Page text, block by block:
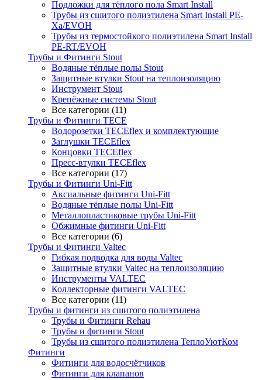
Подложки для тёплого пола Smart Install
Трубы из сшитого полиэтилена Smart Install PE-
Xa/EVOH
Трубы из термостойкого полиэтилена Smart Install
PE-RT/EVOH
Трубы и Фитинги Stout
Водяные тёплые полы Stout
Защитные втулки Stout на теплоизоляцию
Инструмент Stout
Крепёжные системы Stout
Все категории (11)
Трубы и Фитинги TECE
Водорозетки TECEflex и комплектующие
Заглушки TECEflex
Концовки TECEflex
Пресс-втулки TECEflex
Все категории (17)
Трубы и Фитинги Uni-Fitt
Аксиальные фитинги Uni-Fitt
Водяные тёплые полы Uni-Fitt
Металлопластиковые трубы Uni-Fitt
Обжимные фитинги Uni-Fitt
Все категории (6)
Трубы и Фитинги Valtec
Гибкая подводка для воды Valtec
Защитные втулки Valtec на теплоизоляцию
Инструменты VALTEC
Коллекторные фитинги VALTEC
Все категории (11)
Трубы и фитинги из сшитого полиэтилена
Трубы и Фитинги Rehau
Трубы и фитинги Stout
Трубы из сшитого полиэтилена ТеплоУютКом
Фитинги
Фитинги для водосчётчиков
Фитинги для клапанов